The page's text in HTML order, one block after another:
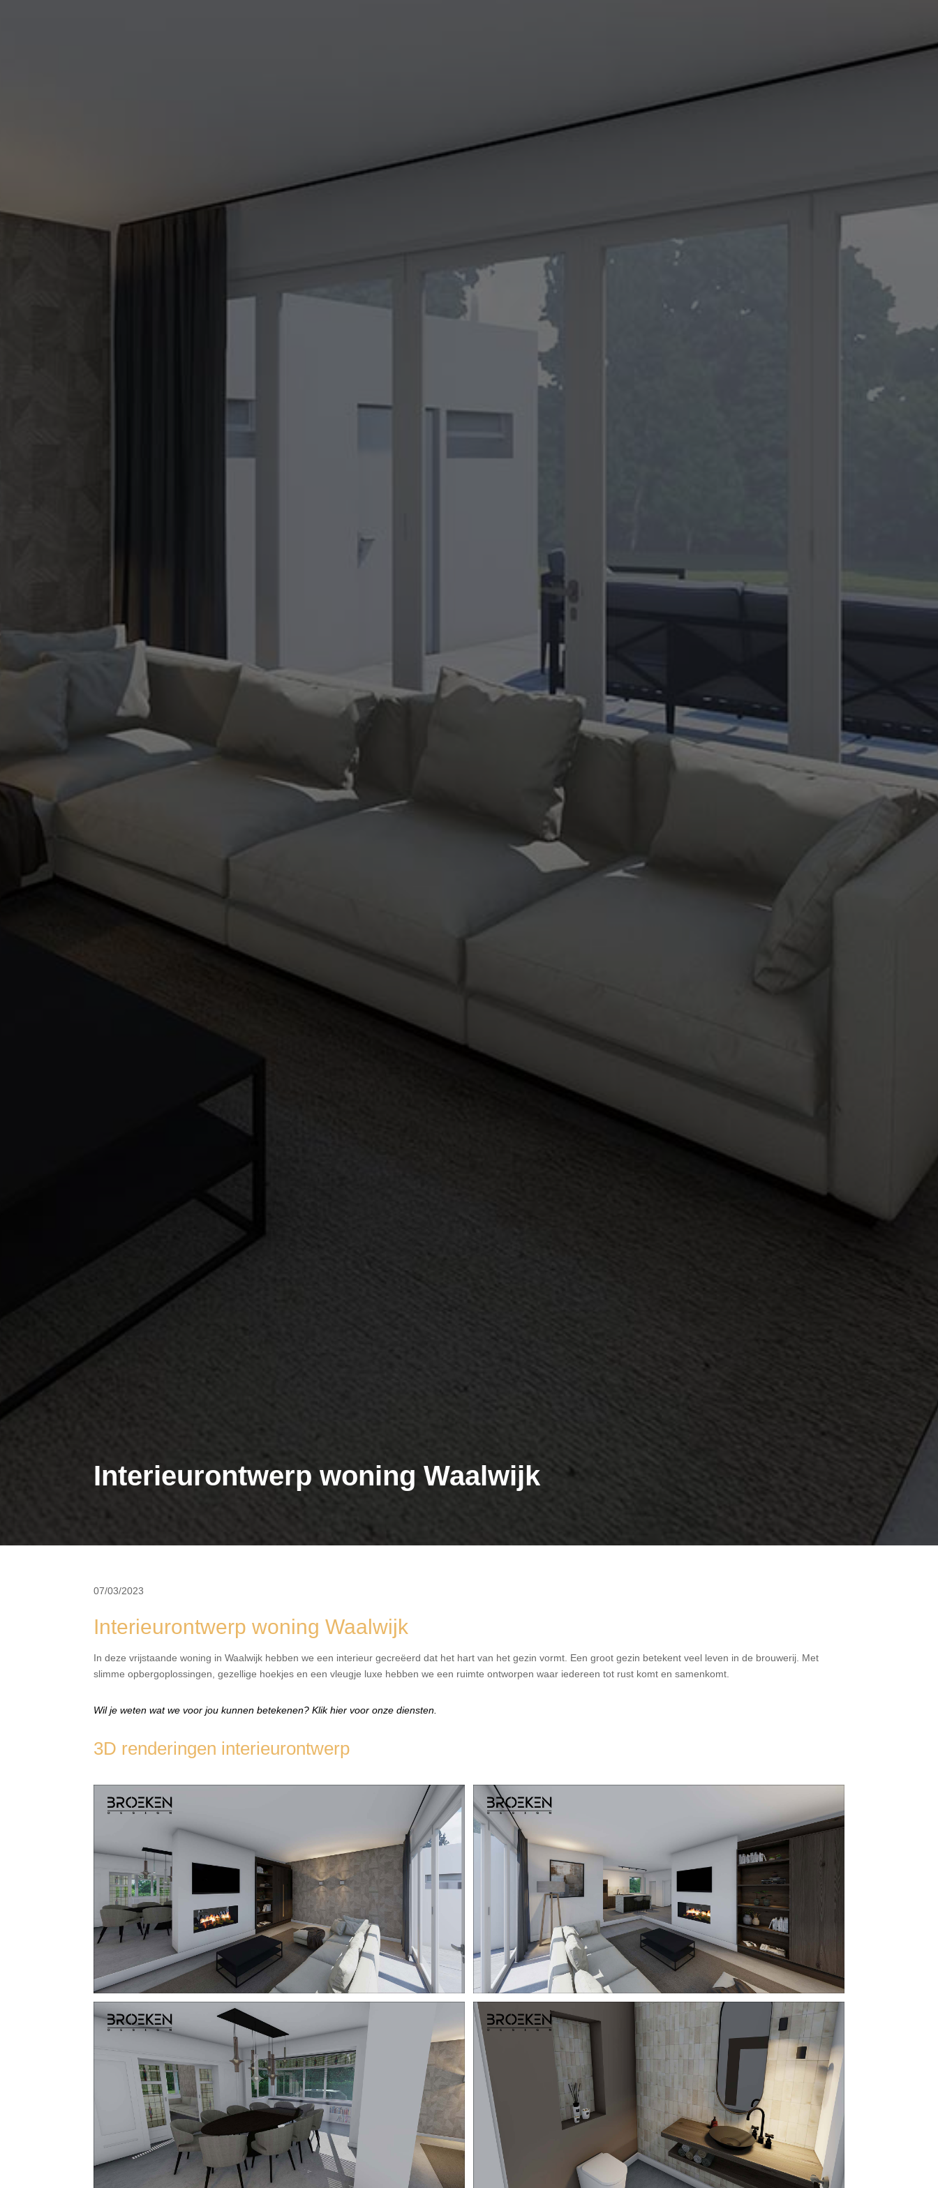
Interieurontwerp woning Waalwijk
07/03/2023
Interieurontwerp woning Waalwijk
In deze vrijstaande woning in Waalwijk hebben we een interieur gecreëerd dat het hart van het gezin vormt. Een groot gezin betekent veel leven in de brouwerij. Met
slimme opbergoplossingen, gezellige hoekjes en een vleugje luxe hebben we een ruimte ontworpen waar iedereen tot rust komt en samenkomt.
Wil je weten wat we voor jou kunnen betekenen? Klik hier voor onze diensten.
3D renderingen interieurontwerp